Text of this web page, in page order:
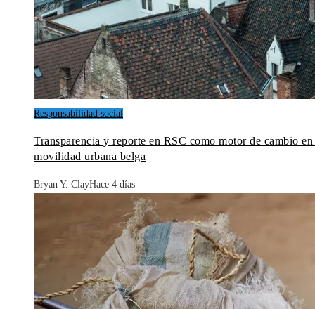
Responsabilidad social
Transparencia y reporte en RSC como motor de cambio
movilidad urbana belga
Bryan Y. ClayHace 4 días